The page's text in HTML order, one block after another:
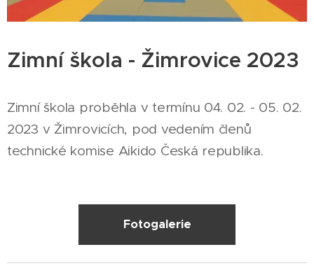
Zimní škola - Žimrovice 2023
Zimní škola proběhla v termínu 04. 02. - 05. 02.
2023 v Žimrovicích, pod vedením členů
technické komise Aikido Česká republika.
Fotogalerie